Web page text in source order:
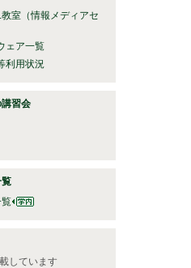
室（情報メディアセ
ェア一覧
利用状況
習会
しています